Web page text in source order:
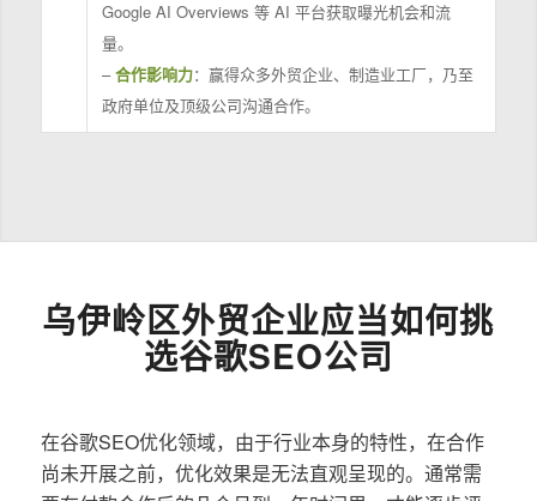
Google AI Overviews 等 AI 平台获取曝光机会和流
量。
–合作影响力：赢得众多外贸企业、制造业工厂，乃至
政府单位及顶级公司沟通合作。
乌伊岭区外贸企业应当如何挑
选谷歌SEO公司
在谷歌SEO优化领域，由于行业本身的特性，在合作
尚未开展之前，优化效果是无法直观呈现的。通常需